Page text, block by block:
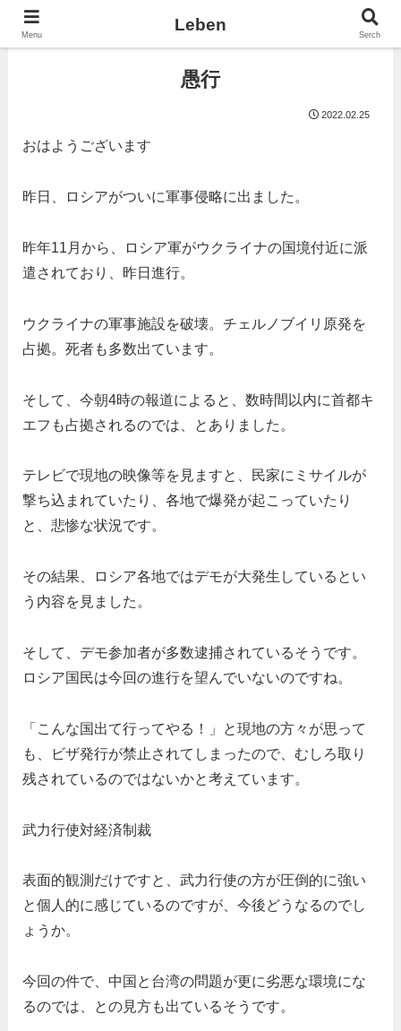
愚行
2022.02.25
おはようございます
昨日、ロシアがついに軍事侵略に出ました。
昨年11月から、ロシア軍がウクライナの国境付近に派
遣されており、昨日進行。
ウクライナの軍事施設を破壊。チェルノブイリ原発を
占拠。死者も多数出ています。
そして、今朝4時の報道によると、数時間以内に首都キ
エフも占拠されるのでは、とありました。
テレビで現地の映像等を見ますと、民家にミサイルが
撃ち込まれていたり、各地で爆発が起こっていたり
と、悲惨な状況です。
その結果、ロシア各地ではデモが大発生しているとい
う内容を見ました。
そして、デモ参加者が多数逮捕されているそうです。
ロシア国民は今回の進行を望んでいないのですね。
「こんな国出て行ってやる！」と現地の方々が思って
も、ビザ発行が禁止されてしまったので、むしろ取り
残されているのではないかと考えています。
武力行使対経済制裁
表面的観測だけですと、武力行使の方が圧倒的に強い
と個人的に感じているのですが、今後どうなるのでし
ょうか。
今回の件で、中国と台湾の問題が更に劣悪な環境にな
るのでは、との見方も出ているそうです。
Menu
Leben
Serch